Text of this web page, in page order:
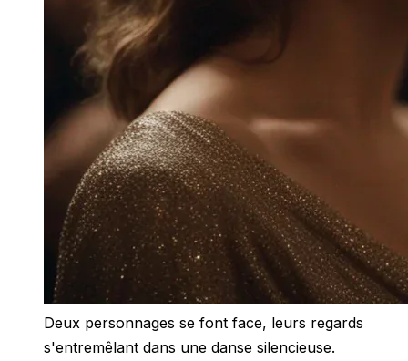
Deux personnages se font face, leurs regards
s'entremêlant dans une danse silencieuse.